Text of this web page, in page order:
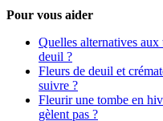
Pour vous aider
Quelles alternatives
deuil ?
Fleurs de deuil et
suivre ?
Fleurir une tombe en
gèlent pas ?